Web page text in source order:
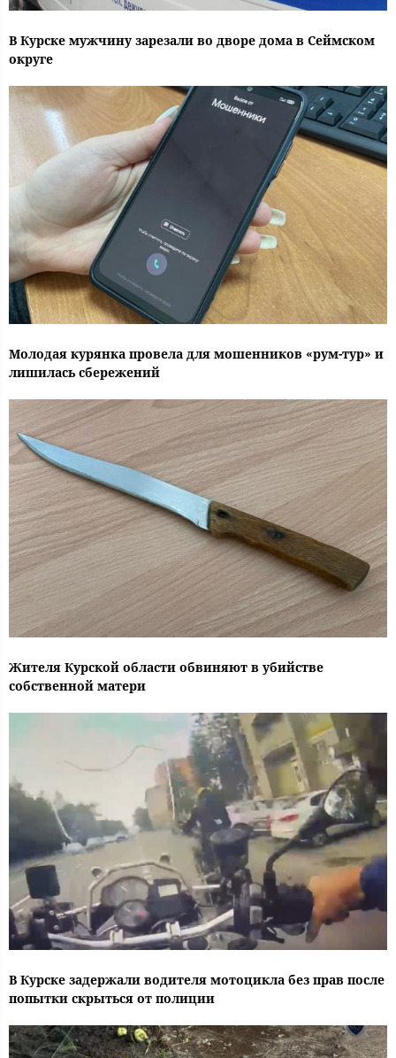
В Курске мужчину зарезали во дворе дома в Сеймском
округе
Молодая курянка провела для мошенников «рум-тур» и
лишилась сбережений
Жителя Курской области обвиняют в убийстве
собственной матери
В Курске задержали водителя мотоцикла без прав после
попытки скрыться от полиции